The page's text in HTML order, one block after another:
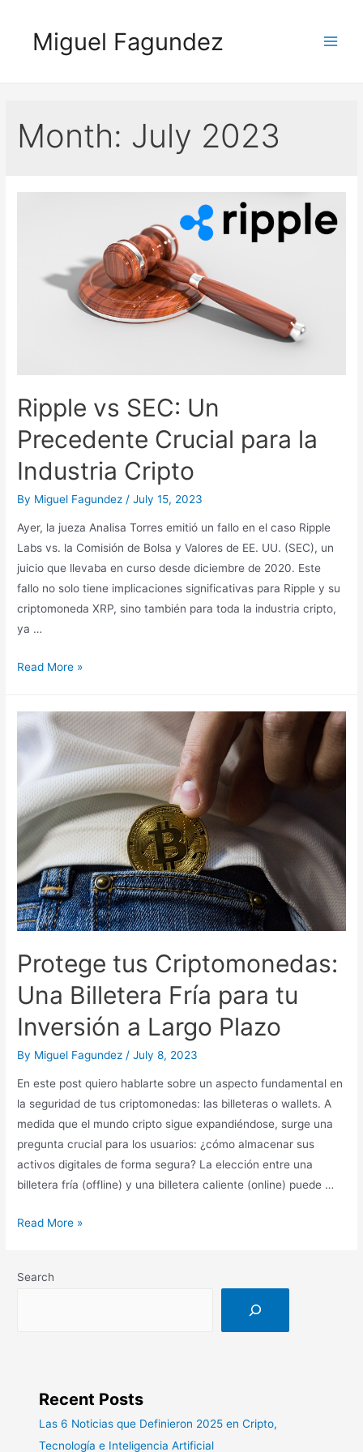
contentMiguel Fagundez
Month: July 2023
Ripple vs SEC: Un
Precedente Crucial para la
Industria Cripto
By Miguel Fagundez /July 15, 2023
Ayer, la jueza Analisa Torres emitió un fallo en el caso Ripple
Labs vs. la Comisión de Bolsa y Valores de EE. UU. (SEC), un
juicio que llevaba en curso desde diciembre de 2020. Este
fallo no solo tiene implicaciones significativas para Ripple y su
criptomoneda XRP, sino también para toda la industria cripto,
ya …
Ripple
Un
Precedente
Crucial
la
Industria
Cripto
Read More »
Protege tus Criptomonedas:
Una Billetera Fría para tu
Inversión a Largo Plazo
By Miguel Fagundez /July 8, 2023
En este post quiero hablarte sobre un aspecto fundamental en
la seguridad de tus criptomonedas: las billeteras o wallets. A
medida que el mundo cripto sigue expandiéndose, surge una
pregunta crucial para los usuarios: ¿cómo almacenar sus
activos digitales de forma segura? La elección entre una
billetera fría (offline) y una billetera caliente (online) puede …
Protege
Una
Largo
Plazo
Read More »
Search
Recent Posts
Las 6 Noticias que Definieron 2025 en Cripto,
Tecnología e Inteligencia Artificial